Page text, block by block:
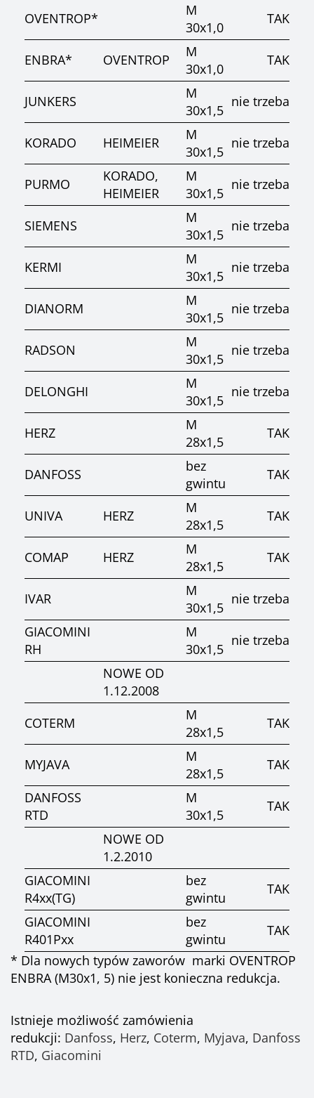
OVENTROP*
M
30x1,0
TAK
ENBRA* OVENTROP
M
30x1,0
TAK
JUNKERS
M
30x1,5
nie trzeba
KORADO HEIMEIER
M
30x1,5
nie trzeba
PURMO
KORADO,
HEIMEIER
M
30x1,5
nie trzeba
SIEMENS
M
30x1,5
nie trzeba
KERMI
M
30x1,5
nie trzeba
DIANORM
M
30x1,5
nie trzeba
RADSON
M
30x1,5
nie trzeba
DELONGHI
M
30x1,5
nie trzeba
HERZ
M
28x1,5
TAK
DANFOSS
bez
gwintu
TAK
UNIVA HERZ
M
28x1,5
TAK
COMAP HERZ
M
28x1,5
TAK
IVAR
M
30x1,5
nie trzeba
GIACOMINI
RH
M
30x1,5
nie trzeba
NOWE OD
1.12.2008
COTERM
M
28x1,5
TAK
MYJAVA
M
28x1,5
TAK
DANFOSS
RTD
M
30x1,5
TAK
NOWE OD
1.2.2010
GIACOMINI
R4xx(TG)
bez
gwintu
TAK
GIACOMINI
R401Pxx
bez
gwintu
TAK
* Dla nowych typów zaworów marki OVENTROP
ENBRA (M30x1, 5) nie jest konieczna redukcja.
Istnieje możliwość zamówienia
redukcji: Danfoss, Herz, Coterm, Myjava, Danfoss
RTD, Giacomini